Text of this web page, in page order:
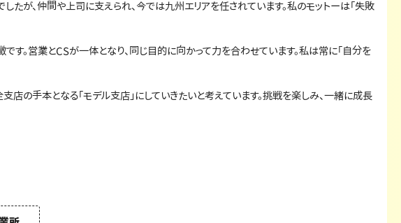
たが、仲間や上司に支えられ、今では九州エリアを任されています。私のモットーは「失敗
す。営業とCSが一体となり、同じ目的に向かって力を合わせています。私は常に「自分を
店の手本となる「モデル支店」にしていきたいと考えています。挑戦を楽しみ、一緒に成長